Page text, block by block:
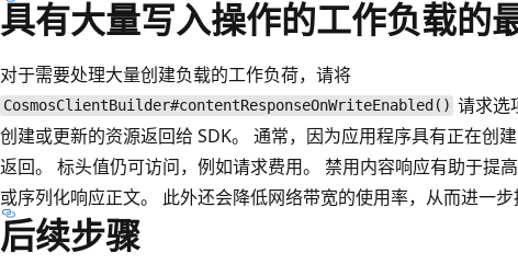
具有大量写入操作的工作负载的
对于需要处理大量创建负载的工作负荷，请将
CosmosClientBuilder#contentResponseOnWriteEnabled() 请求选
创建或更新的资源返回给 SDK。 通常，因为应用程序具有正在创
返回。 标头值仍可访问，例如请求费用。 禁用内容响应有助于提
或序列化响应正文。 此外还会降低网络带宽的使用率，从而进一步
后续步骤